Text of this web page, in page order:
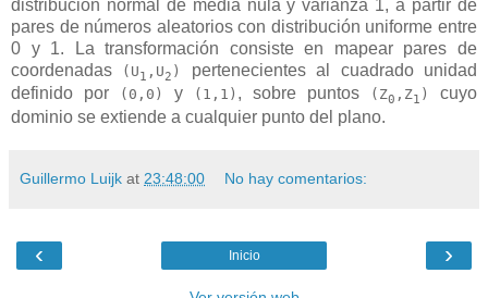
distribución normal de media nula y varianza 1, a partir de
pares de números aleatorios con distribución uniforme entre
0 y 1. La transformación consiste en mapear pares de
coordenadas
(U1 ,U2 )
pertenecientes al cuadrado unidad
definido por
(0,0) y (1,1) , sobre puntos (Z0 ,Z1 )
cuyo
dominio se extiende a cualquier punto del plano.
Guillermo Luijk at 23:48:00 No hay comentarios:
‹ ›
Inicio